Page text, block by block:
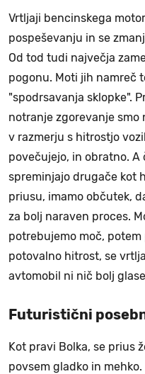
Vrtljaji bencinskega
pospeševanju in se
Od tod tudi največja
pogonu. Moti jih namreč
"spodrsavanja sklopke".
notranje zgorevanje smo
v razmerju s hitrostjo
povečujejo, in obratno. A
spreminjajo drugače kot
priusu, imamo občutek,
za bolj naraven proces.
potrebujemo moč, potem
potovalno hitrost, se
avtomobil ni nič bolj
Futuristični
Kot pravi Bolka, se prius
povsem gladko in